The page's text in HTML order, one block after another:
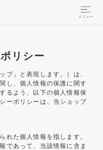
リシー
プ」と表現します。）は、
し、個人情報の保護に関す
るよう、以下の個人情報保
ーポリシーは、当ショップ
れた個人情報を指します。
であって、当該情報に含ま